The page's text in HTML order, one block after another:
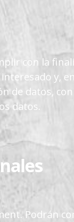
con la
y,
de datos,
datos.
Podrán